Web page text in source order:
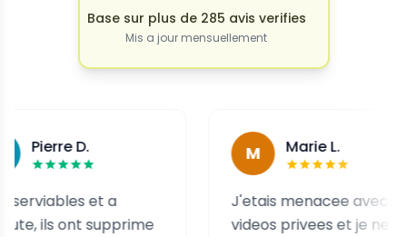
Base sur plus de 285 avis verifies
Mis a jour mensuellement
D.
et a
ont supprime
Marie L.
J'etais menacee avec des
videos privees et je ne